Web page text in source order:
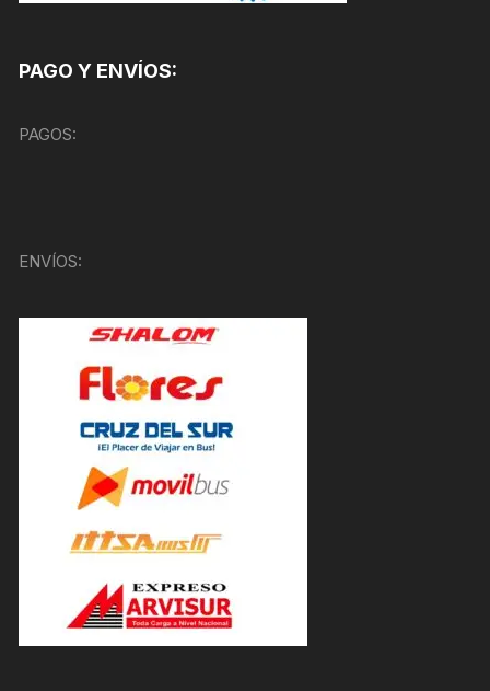
PAGO Y ENVÍOS:
PAGOS:
ENVÍOS: